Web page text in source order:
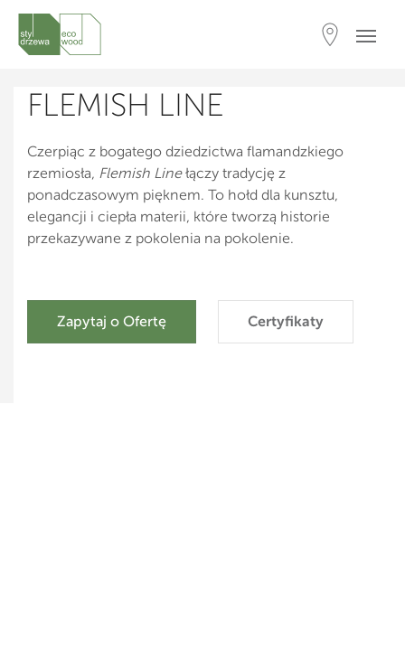
FLEMISH LINE
Czerpiąc z bogatego dziedzictwa flamandzkiego
rzemiosła, Flemish Linełączy tradycję z
ponadczasowym pięknem. To hołd dla kunsztu,
elegancji i ciepła materii, które tworzą historie
przekazywane z pokolenia na pokolenie.
Zapytaj o Ofertę Certyfikaty